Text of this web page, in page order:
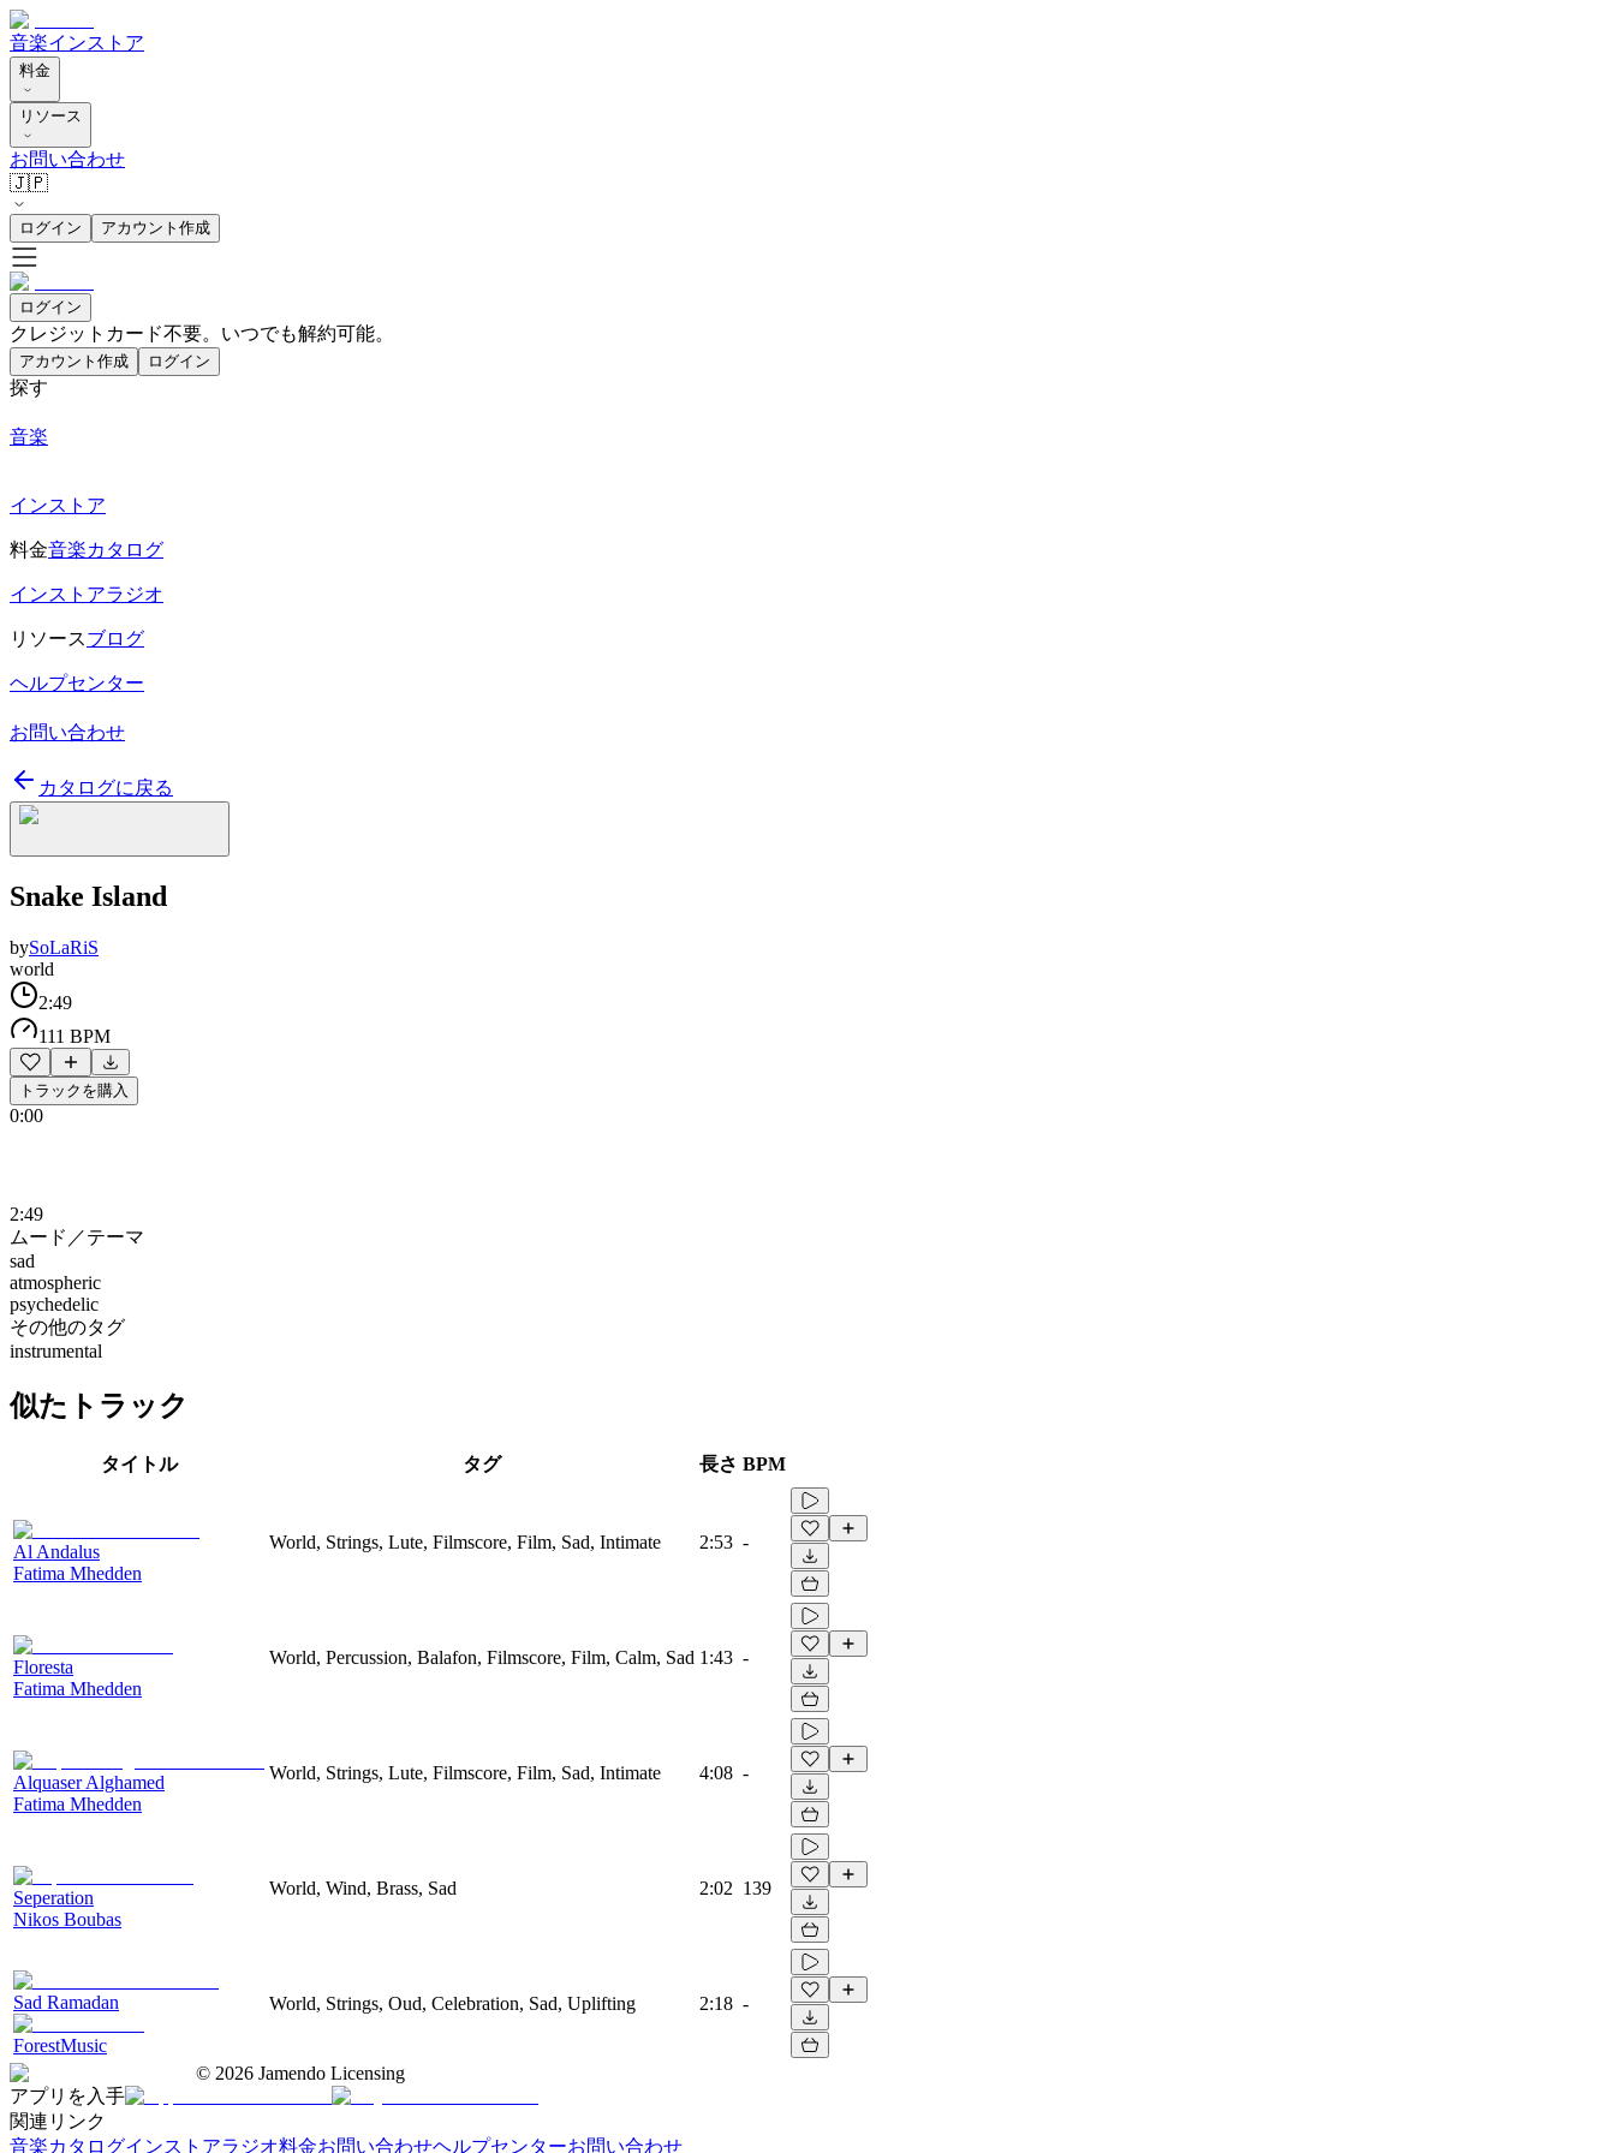
音楽インストア
料金
リソース
お問い合わせ
🇯🇵
ログイン アカウント作成
ログイン
クレジットカード不要。いつでも解約可能。
アカウント作成 ログイン
探す
音楽
インストア
料金音楽カタログ
インストアラジオ
リソースブログ
ヘルプセンター
お問い合わせ
カタログに戻る
Snake Island
bySoLaRiS
world
2:49
111 BPM
トラックを購入
0:00
2:49
ムード／テーマ
sad
atmospheric
psychedelic
その他のタグ
instrumental
似たトラック
タイトル タグ 長さ BPM
Al Andalus
Fatima Mhedden
World, Strings, Lute, Filmscore, Film, Sad, Intimate 2:53 -
Floresta
Fatima Mhedden
World, Percussion, Balafon, Filmscore, Film, Calm, Sad 1:43 -
Alquaser Alghamed
Fatima Mhedden
World, Strings, Lute, Filmscore, Film, Sad, Intimate 4:08 -
Seperation
Nikos Boubas
World, Wind, Brass, Sad 2:02 139
Sad Ramadan
ForestMusic
World, Strings, Oud, Celebration, Sad, Uplifting 2:18 -
© 2026 Jamendo Licensing
アプリを入手
関連リンク
音楽カタログインストアラジオ料金お問い合わせヘルプセンターお問い合わせ